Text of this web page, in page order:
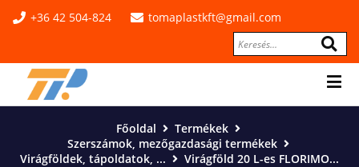
+36 42 504-824 tomaplastkft@gmail.com
Főoldal
Termékek
Szerszámok, mezőgazdasági termékek
Virágföldek, tápoldatok, ...
Virágföld 20 L-es FLORIMO...